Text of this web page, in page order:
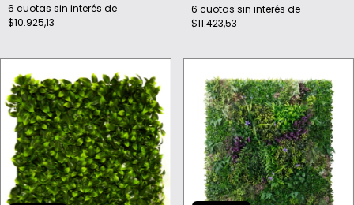
6 cuotas sin interés de
$10.925,13
6 cuotas sin interés de
$11.423,53